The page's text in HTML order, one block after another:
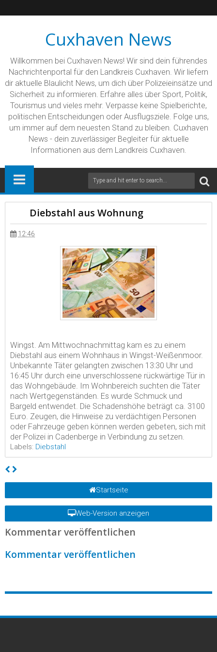
Cuxhaven News
Willkommen bei Cuxhaven News! Wir sind dein führendes
Nachrichtenportal für den Landkreis Cuxhaven. Wir liefern
dir aktuelle Blaulicht News, um dich über Polizeieinsätze und
Sicherheit zu informieren. Erfahre alles über Sport, Politik,
Tourismus und vieles mehr. Verpasse keine Spielberichte,
politischen Entscheidungen oder Ausflugsziele. Folge uns,
um immer auf dem neuesten Stand zu bleiben. Cuxhaven
News - dein zuverlässiger Begleiter für aktuelle
Informationen aus dem Landkreis Cuxhaven.
Diebstahl aus Wohnung
12:46
Wingst. Am Mittwochnachmittag kam es zu einem
Diebstahl aus einem Wohnhaus in Wingst-Weißenmoor.
Unbekannte Täter gelangten zwischen 13:30 Uhr und
16:45 Uhr durch eine unverschlossene rückwärtige Tür in
das Wohngebäude. Im Wohnbereich suchten die Täter
nach Wertgegenständen. Es wurde Schmuck und
Bargeld entwendet. Die Schadenshöhe beträgt ca. 3100
Euro. Zeugen, die Hinweise zu verdächtigen Personen
oder Fahrzeuge geben können werden gebeten, sich mit
der Polizei in Cadenberge in Verbindung zu setzen.
Labels: Diebstahl
Startseite
Web-Version anzeigen
Kommentar veröffentlichen
Kommentar veröffentlichen